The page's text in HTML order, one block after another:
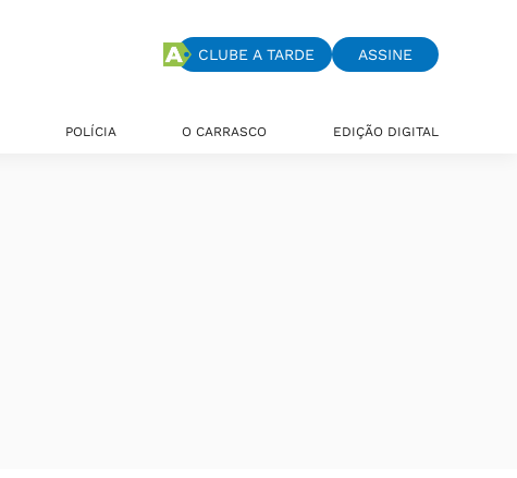
CLUBE A TARDE ASSINE
POLÍCIA O CARRASCO EDIÇÃO DIGITAL